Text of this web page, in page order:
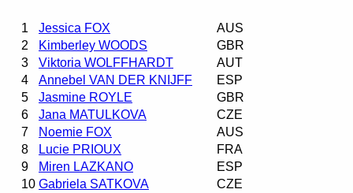
1 Jessica FOX
AUS
2
Kimberley WOODS
GBR
3
Viktoria WOLFFHARDT
AUT
4
Annebel VAN DER KNIJFF
ESP
5
Jasmine ROYLE
GBR
6
Jana MATULKOVA
CZE
7
Noemie FOX
AUS
8
Lucie PRIOUX
FRA
9
Miren LAZKANO
ESP
10 Gabriela SATKOVA
CZE